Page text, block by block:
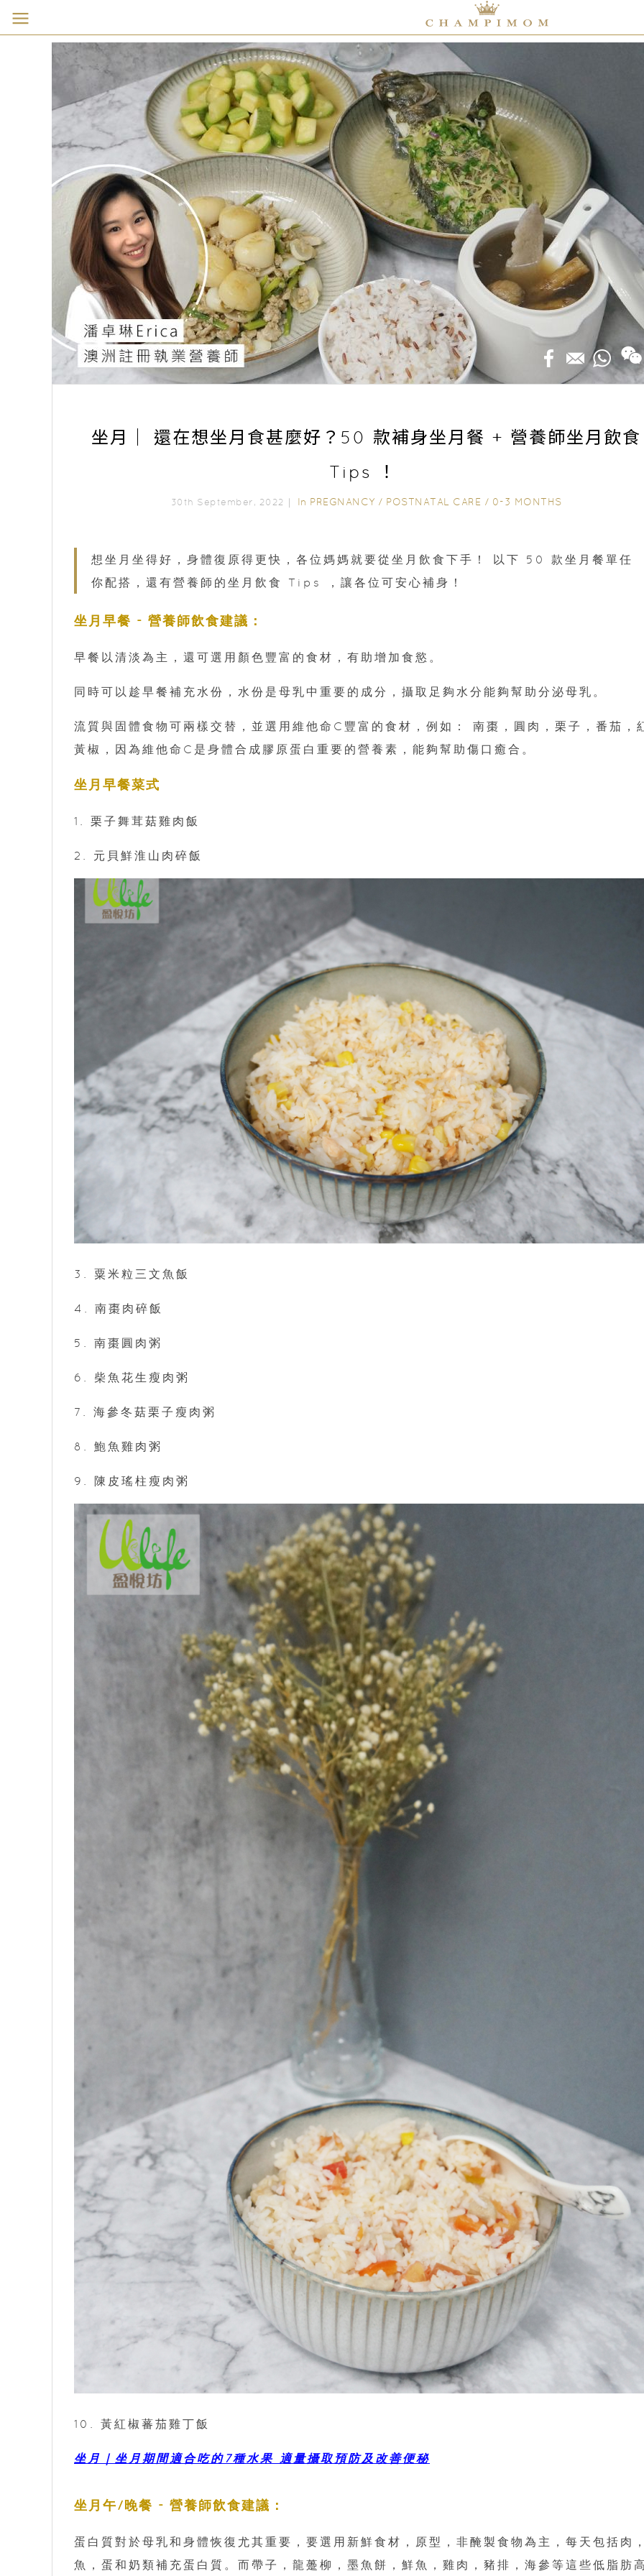
坐月｜ 還在想坐月食甚麼好？50 款補身坐月餐 + 營養師坐月飲食
Tips ！
30th September, 2022｜ In PREGNANCY / POSTNATAL CARE / 0-3 MONTHS
想坐月坐得好，身體復原得更快，各位媽媽就要從坐月飲食下手！ 以下 50 款坐月餐單任
你配搭，還有營養師的坐月飲食 Tips ，讓各位可安心補身！
坐月早餐 - 營養師飲食建議：
早餐以清淡為主，還可選用顏色豐富的食材，有助增加食慾。
同時可以趁早餐補充水份，水份是母乳中重要的成分，攝取足夠水分能夠幫助分泌母乳。
流質與固體食物可兩樣交替，並選用維他命C豐富的食材，例如： 南棗，圓肉，栗子，番茄，
黃椒，因為維他命C是身體合成膠原蛋白重要的營養素，能夠幫助傷口癒合。
坐月早餐菜式
1. 栗子舞茸菇雞肉飯
2. 元貝鮮淮山肉碎飯
3. 粟米粒三文魚飯
4. 南棗肉碎飯
5. 南棗圓肉粥
6. 柴魚花生瘦肉粥
7. 海參冬菇栗子瘦肉粥
8. 鮑魚雞肉粥
9. 陳皮瑤柱瘦肉粥
10. 黃紅椒蕃茄雞丁飯
坐月｜坐月期間適合吃的7種水果 適量攝取預防及改善便秘
坐月午/晚餐 - 營養師飲食建議：
蛋白質對於母乳和身體恢復尤其重要，要選用新鮮食材，原型，非醃製食物為主，每天包括肉
魚，蛋和奶類補充蛋白質。而帶子，龍躉柳，墨魚餅，鮮魚，雞肉，豬排，海參等這些低脂肪